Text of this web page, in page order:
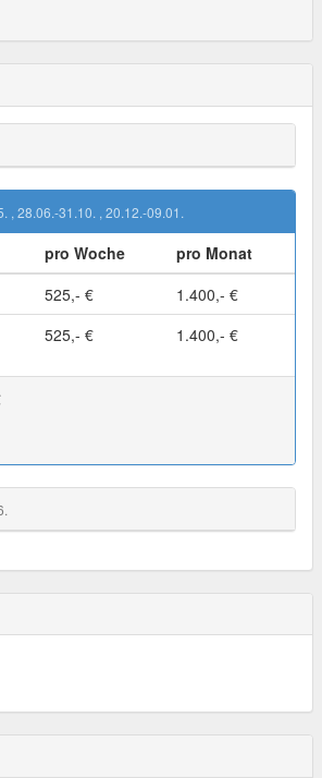
, 28.06.-31.10. , 20.12.-09.01.
pro Woche
pro Monat
525,- €
1.400,- €
525,- € 1.400,- €